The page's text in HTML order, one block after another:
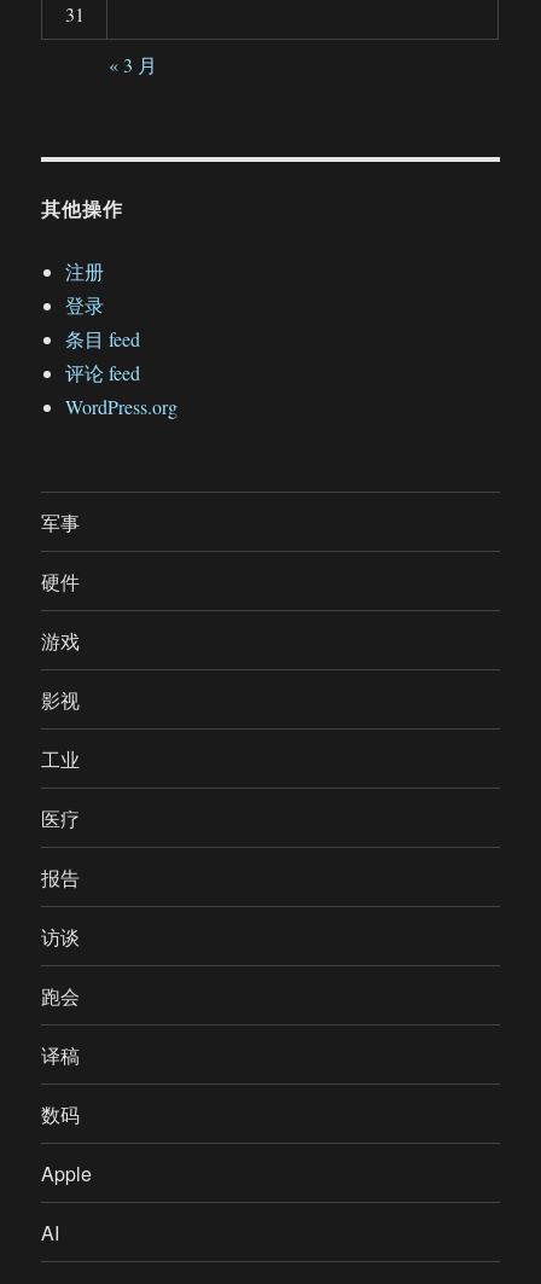
31
« 3 月
其他操作
注册
登录
条目 feed
评论 feed
WordPress.org
军事
硬件
游戏
影视
工业
医疗
报告
访谈
跑会
译稿
数码
Apple
AI